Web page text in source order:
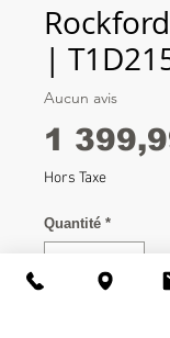
|
Aucun avis
1
Hors Taxe
Quantité *